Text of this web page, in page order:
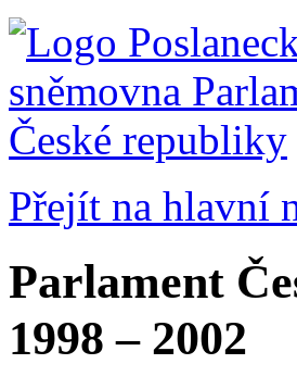
Přejít na hlavní
Parlament
1998 – 2002